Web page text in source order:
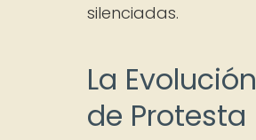
silenciadas.
La
de Protesta